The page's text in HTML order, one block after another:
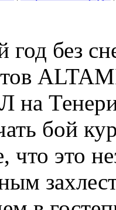
без
на
бой
что это